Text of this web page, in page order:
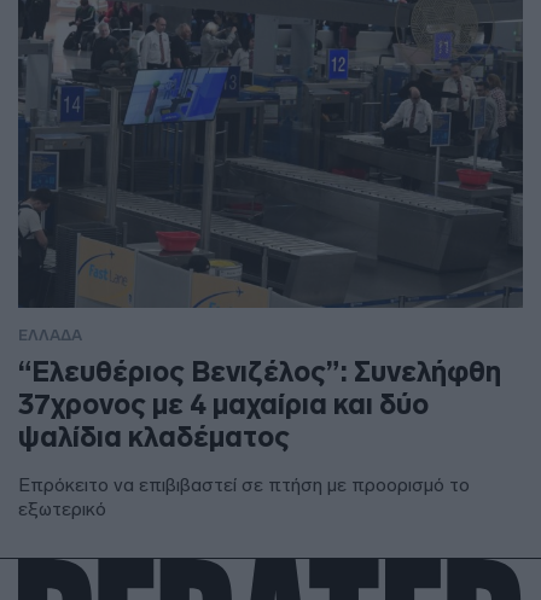
ΕΛΛΑΔΑ
“Ελευθέριος Βενιζέλος”: Συνελήφθη
37χρονος με 4 μαχαίρια και δύο
ψαλίδια κλαδέματος
Επρόκειτο να επιβιβαστεί σε πτήση με προορισμό το
εξωτερικό